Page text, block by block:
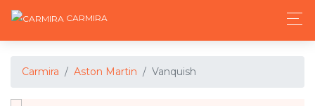
CARMIRA
Carmira Aston Martin Vanquish